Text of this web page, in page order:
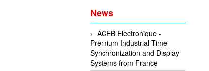
News
ACEB Electronique -
Premium Industrial Time
Synchronization and Display
Systems from France